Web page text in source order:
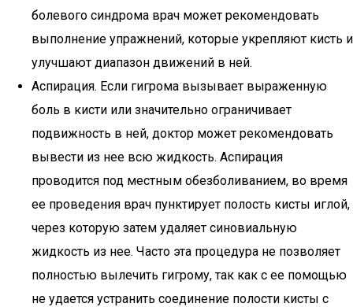
болевого синдрома врач может рекомендовать
выполнение упражнений, которые укрепляют кисть и
улучшают диапазон движений в ней.
Аспирация. Если гигрома вызывает выраженную
боль в кисти или значительно ограничивает
подвижность в ней, доктор может рекомендовать
вывести из нее всю жидкость. Аспирация
проводится под местным обезболиванием, во время
ее проведения врач пунктирует полость кисты иглой,
через которую затем удаляет синовиальную
жидкость из нее. Часто эта процедура не позволяет
полностью вылечить гигрому, так как с ее помощью
не удается устранить соединение полости кисты с